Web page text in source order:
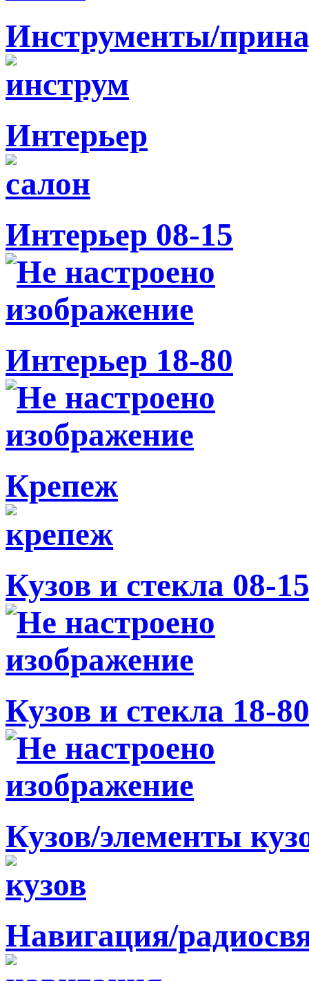
Инструменты/
Интерьер
Интерьер 08-15
Интерьер 18-80
Крепеж
Кузов и стекла 08-15
Кузов и стекла 18-80
Кузов/элементы
Навигация/